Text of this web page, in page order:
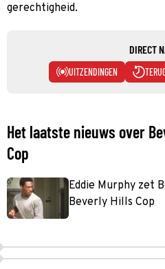
gerechtigheid.
DIRECT
UITZENDINGEN
Het laatste nieuws over
Cop
Eddie Murphy zet
Beverly Hills Cop